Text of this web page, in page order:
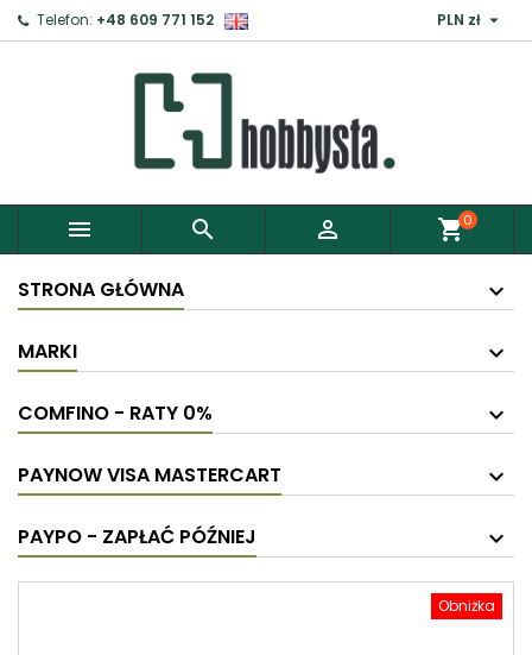
Telefon: +48 609 771 152 PLN zł 
   shopping_cart0
STRONA GŁÓWNA
MARKI
COMFINO - RATY 0%
PAYNOW VISA MASTERCART
PAYPO - ZAPŁAĆ PÓŹNIEJ
Obniżka